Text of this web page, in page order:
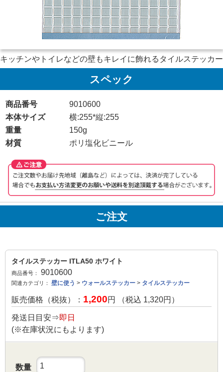
キッチンやトイレなどの壁もキレイに飾れるタイルステッカー
スペック
商品番号
9010600
本体サイズ
横:255*縦:255
重量
150g
材質
ポリ塩化ビニール
ご注文
タイルステッカー ITLA50 ホワイト
商品番号： 9010600
関連カテゴリ： 壁に使う > ウォールステッカー > タイルステッカー
販売価格（税抜）： 1,200円 （税込 1,320円）
発送日目安⇒即日
(※在庫状況にもよります)
数量